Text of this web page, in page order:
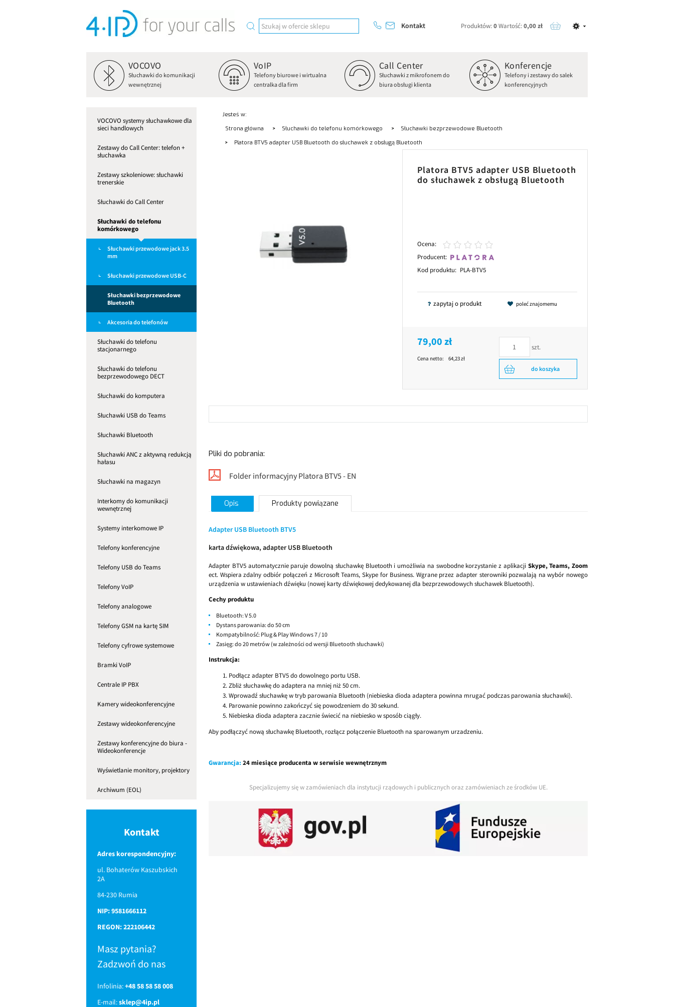
Kontakt Produktów:0Wartość:0,00 zł
VOCOVO
Słuchawki do komunikacji
wewnętrznej
VoIP
Telefony biurowe i wirtualna
centralka dla firm
Call Center
Słuchawki z mikrofonem do
biura obsługi klienta
Konferencje
Telefony i zestawy do salek
konferencyjnych
VOCOVO systemy słuchawkowe dla
sieci handlowych
Zestawy do Call Center: telefon +
słuchawka
Zestawy szkoleniowe: słuchawki
trenerskie
Słuchawki do Call Center
Słuchawki do telefonu
komórkowego
Słuchawki przewodowe jack 3.5
mm
Słuchawki przewodowe USB-C
Słuchawki bezprzewodowe
Bluetooth
Akcesoria do telefonów
Słuchawki do telefonu
stacjonarnego
Słuchawki do telefonu
bezprzewodowego DECT
Słuchawki do komputera
Słuchawki USB do Teams
Słuchawki Bluetooth
Słuchawki ANC z aktywną redukcją
hałasu
Słuchawki na magazyn
Interkomy do komunikacji
wewnętrznej
Systemy interkomowe IP
Telefony konferencyjne
Telefony USB do Teams
Telefony VoIP
Telefony analogowe
Telefony GSM na kartę SIM
Telefony cyfrowe systemowe
Bramki VoIP
Centrale IP PBX
Kamery wideokonferencyjne
Zestawy wideokonferencyjne
Zestawy konferencyjne do biura -
Wideokonferencje
Wyświetlanie monitory, projektory
Archiwum (EOL)
Kontakt
Adres korespondencyjny:
ul. Bohaterów Kaszubskich
2A
84-230 Rumia
NIP: 9581666112
REGON: 222106442
Masz pytania?
Zadzwoń do nas
Infolinia:+48 58 58 58 008
E-mail:sklep@4ip.pl
Jesteś w:
Strona główna
Słuchawki do telefonu komórkowego
Słuchawki bezprzewodowe Bluetooth
Platora BTV5 adapter USB Bluetooth do słuchawek z obsługą Bluetooth
Platora BTV5 adapter USB Bluetooth
do słuchawek z obsługą Bluetooth
Ocena:
Producent:
Kod produktu: PLA-BTV5
zapytaj o produkt poleć znajomemu
79,00 zł
Cena netto: 64,23 zł
szt.
do koszyka
Pliki do pobrania:
Folder informacyjny Platora BTV5 - EN
Opis Produkty powiązane
Adapter USB Bluetooth BTV5
karta dźwiękowa, adapter USB Bluetooth
Adapter BTV5 automatycznie paruje dowolną słuchawkę Bluetooth i umożliwia na swobodne korzystanie z aplikacji Skype, Teams, Zoom
ect. Wspiera zdalny odbiór połączeń z Microsoft Teams, Skype for Business. Wgrane przez adapter sterowniki pozwalają na wybór nowego
urządzenia w ustawieniach dźwięku (nowej karty dźwiękowej dedykowanej dla bezprzewodowych słuchawek Bluetooth).
Cechy produktu
Bluetooth: V 5.0
Dystans parowania: do 50 cm
Kompatybilność: Plug & Play Windows 7 / 10
Zasięg: do 20 metrów (w zależności od wersji Bluetooth słuchawki)
Instrukcja:
Podłącz adapter BTV5 do dowolnego portu USB.
Zbliż słuchawkę do adaptera na mniej niż 50 cm.
Wprowadź słuchawkę w tryb parowania Bluetooth (niebieska dioda adaptera powinna mrugać podczas parowania słuchawki).
Parowanie powinno zakończyć się powodzeniem do 30 sekund.
Niebieska dioda adaptera zacznie świecić na niebiesko w sposób ciągły.
Aby podłączyć nową słuchawkę Bluetooth, rozłącz połączenie Bluetooth na sparowanym urzadzeniu.
Gwarancja: 24 miesiące producenta w serwisie wewnętrznym
Specjalizujemy się w zamówieniach dla instytucji rządowych i publicznych oraz zamówieniach ze środków UE.